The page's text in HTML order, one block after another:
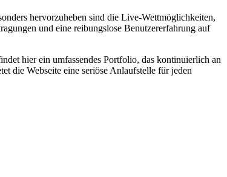
hervorzuheben sind die Live-Wettmöglichkeiten,
und eine reibungslose Benutzererfahrung auf
hier ein umfassendes Portfolio, das kontinuierlich an
die Webseite eine seriöse Anlaufstelle für jeden